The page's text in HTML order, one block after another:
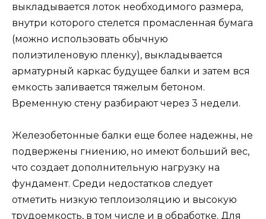
выкладывается лоток необходимого размера,
внутри которого стелется промасленная бумага
(можно использовать обычную
полиэтиленовую пленку), выкладывается
арматурный каркас будущее балки и затем вся
емкость заливается тяжелым бетоном.
Временную стену разбирают через 3 недели.
Железобетонные балки еще более надежны, не
подвержены гниению, но имеют больший вес,
что создает дополнительную нагрузку на
фундамент. Среди недостатков следует
отметить низкую теплоизоляцию и высокую
трудоемкость, в том числе и в обработке. Для